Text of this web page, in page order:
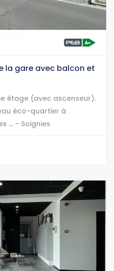
la gare avec balcon et
étage (avec ascenseur).
éco-quartier à
... - Soignies